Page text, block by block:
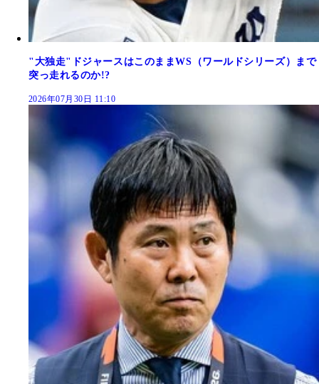
"大独走"ドジャースはこのままWS（ワールドシリーズ）まで
突っ走れるのか!?
2026年07月30日 11:10